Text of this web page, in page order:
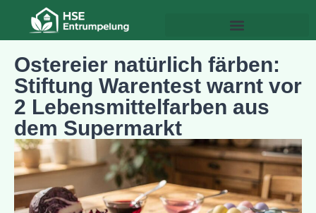
Ostereier natürlich färben:
Stiftung Warentest warnt vor
2 Lebensmittelfarben aus
dem Supermarkt